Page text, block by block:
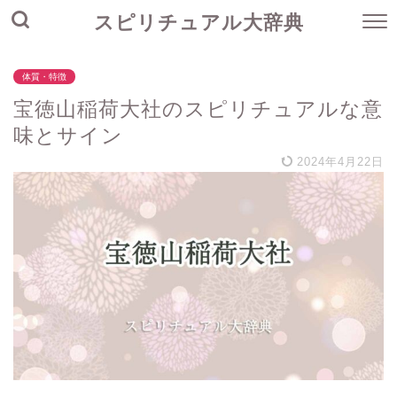
スピリチュアル大辞典
体質・特徴
宝徳山稲荷大社のスピリチュアルな意
味とサイン
2024年4月22日